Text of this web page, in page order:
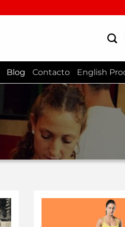
Blog Contacto English